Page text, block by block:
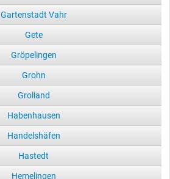
Gartenstadt Vahr
Gete
Gröpelingen
Grohn
Grolland
Habenhausen
Handelshäfen
Hastedt
Hemelingen